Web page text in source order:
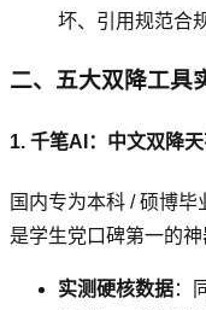
坏、引用规范合
二、五大双降工具
1. 千笔AI：中文双降
国内专为本科 / 硕博
是学生党口碑第一的神
实测硬核数据：